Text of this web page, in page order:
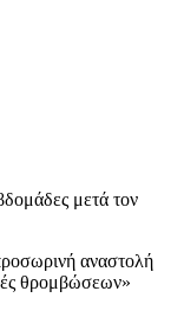
μετά τον
αναστολή
θρομβώσεων»